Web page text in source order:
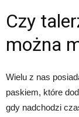
Czy
można
Wielu z nas
paskiem, które
gdy nadchodzi